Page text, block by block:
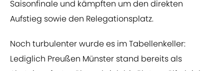
Saisonfinale und kämpften um den direkten
Aufstieg sowie den Relegationsplatz.
Noch turbulenter wurde es im Tabellenkeller:
Lediglich Preußen Münster stand bereits als